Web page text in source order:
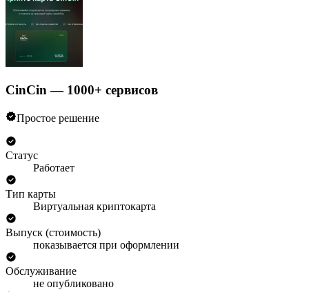
CinCin — 1000+ сервисов
Простое решение
Статус
Работает
Тип карты
Виртуальная криптокарта
Выпуск (стоимость)
показывается при оформлении
Обслуживание
не опубликовано